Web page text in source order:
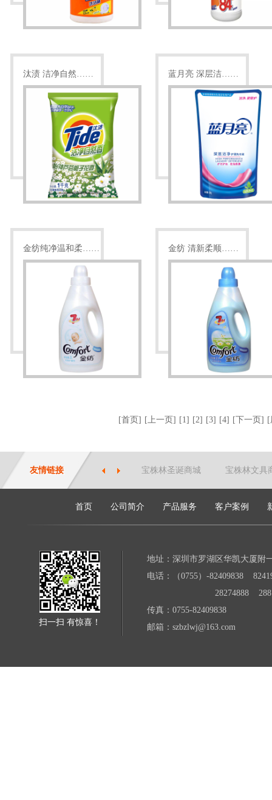
汰渍 洁净自然…… 蓝月亮 深层洁……
金纺纯净温和柔…… 金纺 清新柔顺……
[首页] [上一页] [1] [2] [3] [4] [下一页] [
友情链接 宝株林圣诞商城 宝株林文具
首页 公司简介 产品服务 客户案例
扫一扫 有惊喜！
地址：深圳市罗湖区华凯大厦附
电话：（0755）-82409838
28274888
传真：0755-82409838
邮箱：szbzlwj@163.com